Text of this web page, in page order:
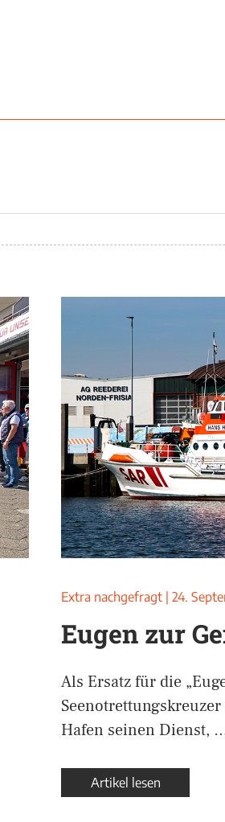
Extra nachgefragt 24.
Eugen zur
Als Ersatz für die
Hafen seinen Dienst,
Artikel lesen